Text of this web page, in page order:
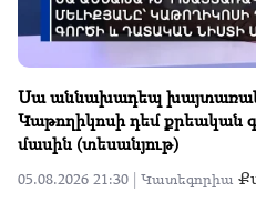
Սա աննախադեպ
Կաթողիկոսի դեմ քրեական
մասին (տեսանյութ)
05.08.2026 21:30 | Կատեգորիա